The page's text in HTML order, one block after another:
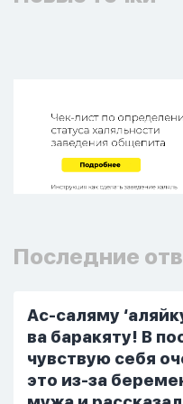
Последние
Ас-саляму
ва баракяту! В
чувствую себя
это из-за